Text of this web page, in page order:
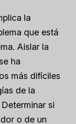
la
que está
Aislar la
ha
más difíciles
de la
si
o de un